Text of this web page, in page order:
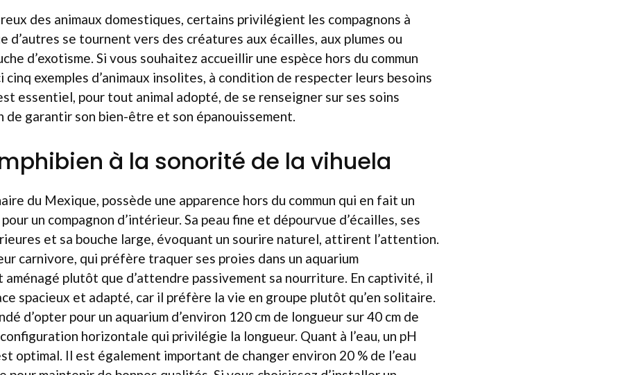
des animaux domestiques, certains privilégient les compagnons à
d’autres se tournent vers des créatures aux écailles, aux plumes ou
d’exotisme. Si vous souhaitez accueillir une espèce hors du commun
cinq exemples d’animaux insolites, à condition de respecter leurs besoins
essentiel, pour tout animal adopté, de se renseigner sur ses soins
de garantir son bien-être et son épanouissement.
à la sonorité de la vihuela
du Mexique, possède une apparence hors du commun qui en fait un
un compagnon d’intérieur. Sa peau fine et dépourvue d’écailles, ses
et sa bouche large, évoquant un sourire naturel, attirent l’attention.
carnivore, qui préfère traquer ses proies dans un aquarium
aménagé plutôt que d’attendre passivement sa nourriture. En captivité, il
spacieux et adapté, car il préfère la vie en groupe plutôt qu’en solitaire.
d’opter pour un aquarium d’environ 120 cm de longueur sur 40 cm de
horizontale qui privilégie la longueur. Quant à l’eau, un pH
optimal. Il est également important de changer environ 20 % de l’eau